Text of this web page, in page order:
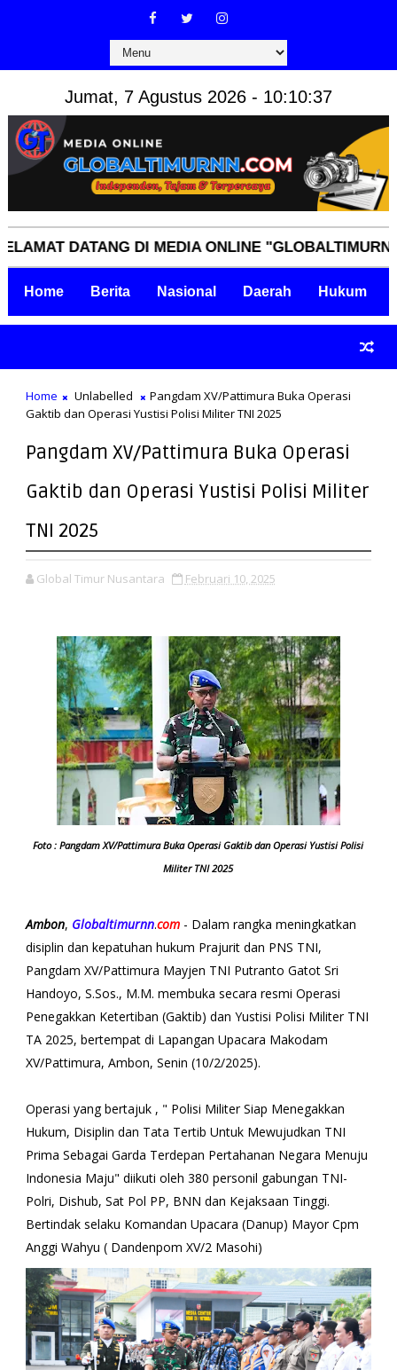
Jumat, 7 Agustus 2026 - 10:10:38
DATANG DI MEDIA ONLINE
Home Berita Nasional Daerah Hukum
Home Unlabelled
Pangdam XV/Pattimura Buka Operasi
Gaktib dan Operasi Yustisi Polisi Militer TNI 2025
Pangdam XV/Pattimura Buka Operasi
Gaktib dan Operasi Yustisi Polisi Militer
TNI 2025
Global Timur Nusantara Februari 10, 2025
Foto : Pangdam XV/Pattimura Buka Operasi Gaktib dan Operasi Yustisi Polisi
Militer TNI 2025
Ambon, Globaltimurnn.com- Dalam rangka meningkatkan
disiplin dan kepatuhan hukum Prajurit dan PNS TNI,
Pangdam XV/Pattimura Mayjen TNI Putranto Gatot Sri
Handoyo, S.Sos., M.M. membuka secara resmi Operasi
Penegakkan Ketertiban (Gaktib) dan Yustisi Polisi Militer TNI
TA 2025, bertempat di Lapangan Upacara Makodam
XV/Pattimura, Ambon, Senin (10/2/2025).
Operasi yang bertajuk , " Polisi Militer Siap Menegakkan
Hukum, Disiplin dan Tata Tertib Untuk Mewujudkan TNI
Prima Sebagai Garda Terdepan Pertahanan Negara Menuju
Indonesia Maju" diikuti oleh 380 personil gabungan TNI-
Polri, Dishub, Sat Pol PP, BNN dan Kejaksaan Tinggi.
Bertindak selaku Komandan Upacara (Danup) Mayor Cpm
Anggi Wahyu ( Dandenpom XV/2 Masohi)